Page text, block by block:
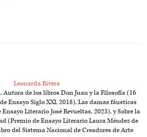
Leonarda Rivera
Autora de los libros Don Juan y la Filosofía (16
Ensayo Siglo XXI, 2018), Las damas fáusticas
Literario José Revueltas, 2023), y Sobre la
(Premio de Ensayo Literario Laura Méndez de
del Sistema Nacional de Creadores de Arte